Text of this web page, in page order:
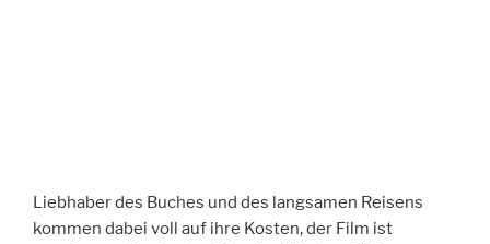
Liebhaber des Buches und des langsamen Reisens
kommen dabei voll auf ihre Kosten, der Film ist